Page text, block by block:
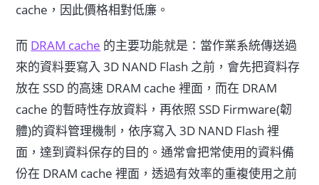
cache，因此價格相對低廉。
而 DRAM cache 的主要功能就是：當作業系統傳送過
來的資料要寫入 3D NAND Flash 之前，會先把資料存
放在 SSD 的高速 DRAM cache 裡面，而在 DRAM
cache 的暫時性存放資料，再依照 SSD Firmware(韌
體)的資料管理機制，依序寫入 3D NAND Flash 裡
面，達到資料保存的目的。通常會把常使用的資料備
份在 DRAM cache 裡面，透過有效率的重複使用之前